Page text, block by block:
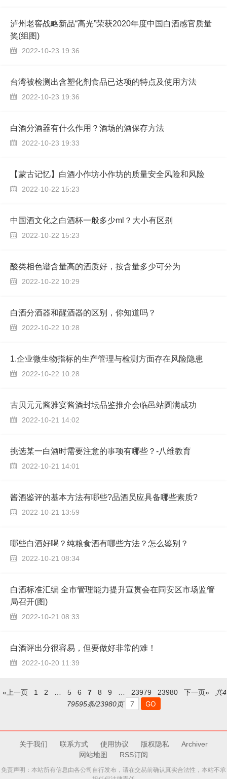
泸州老窖战略新品“高光”荣获2020年度中国白酒感官质量
奖(组图)
 2022-10-23 19:36
台湾被检测出含塑化剂食品已达项的特点及使用方法
 2022-10-23 19:36
白酒分酒器有什么作用？酒场的酒保存方法
 2022-10-23 19:33
【蒙古记忆】白酒小作坊小作坊的质量安全风险和风险
 2022-10-22 15:23
中国酒文化之白酒杯一般多少ml？大小有区别
 2022-10-22 15:23
酸类相色谱含量高的酒质好，按含量多少可分为
 2022-10-22 10:29
白酒分酒器和醒酒器的区别，你知道吗？
 2022-10-22 10:28
1.企业微生物指标的生产管理与检测方面存在风险隐患
 2022-10-22 10:28
古贝元元酱雅宴酱酒封坛品鉴推介会临邑站圆满成功
 2022-10-21 14:02
挑选某一白酒时需要注意的事项有哪些？-八维教育
 2022-10-21 14:01
酱酒鉴评的基本方法有哪些?品酒员应具备哪些素质?
 2022-10-21 13:59
哪些白酒好喝？纯粮食酒有哪些方法？怎么鉴别？
 2022-10-21 08:34
白酒标准汇编 全市管理能力提升宣贯会在同安区市场监管
局召开(图)
 2022-10-21 08:33
白酒评出分很容易，但要做好非常的难！
 2022-10-20 11:39
«上一页 1 2 5 6 7 8 9 23979 23980 下一页»
共4
79595条/23980页
关于我们 联系方式 使用协议 版权隐私
Archiver
网站地图
RSS订阅
免责声明：本站所有信息由各公司自行发布，请在交易前确认真实合法性，本站不承